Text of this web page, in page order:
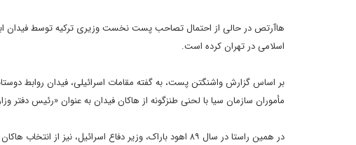
هاآرتص در حالی از احتمال تصاحب پست نخست وزیری ترکیه توسط فیدان
اسلامی در تهران کرده است.
بر اساس گزارش واشنگتن پست، به گفته مقامات اسرائیلی، فیدان روابط
مأموران سازمان سیا با لحنی طنزگونه از هاکان فیدان به عنوان «رئیس دفتر
در همین راستا در سال ۸۹ اهود باراک، وزیر دفاع اسرائیل،